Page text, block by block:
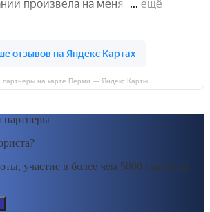
партнеры на карте Перми — Яндекс Карты
участие в более чем 5000 судебных